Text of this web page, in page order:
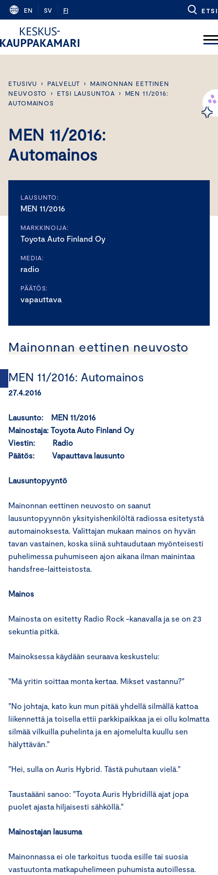
Skip
content
EN SV FI ETSI
ETUSIVU › PALVELUT ›
MAINONNAN EETTINEN
NEUVOSTO
› ETSI LAUSUNTOA ›
MEN 11/2016:
AUTOMAINOS
MEN 11/2016:
Automainos
LAUSUNTO:
MEN 11/2016
MARKKINOIJA:
Toyota Auto Finland Oy
MEDIA:
radio
PÄÄTÖS:
vapauttava
Mainonnan eettinen neuvosto
MEN 11/2016: Automainos
27.4.2016
Lausunto: MEN 11/2016
Mainostaja: Toyota Auto Finland Oy
Viestin: Radio
Päätös: Vapauttava lausunto
Lausuntopyyntö
Mainonnan eettinen neuvosto on saanut
lausuntopyynnön yksityishenkilöltä radiossa esitetystä
automainoksesta. Valittajan mukaan mainos on hyvän
tavan vastainen, koska siinä suhtaudutaan myönteisesti
puhelimessa puhumiseen ajon aikana ilman mainintaa
handsfree-laitteistosta.
Mainos
Mainosta on esitetty Radio Rock -kanavalla ja se on 23
sekuntia pitkä.
Mainoksessa käydään seuraava keskustelu:
”Mä yritin soittaa monta kertaa. Mikset vastannu?”
”No johtaja, kato kun mun pitää yhdellä silmällä kattoa
liikennettä ja toisella ettii parkkipaikkaa ja ei ollu kolmatta
silmää vilkuilla puhelinta ja en ajomelulta kuullu sen
hälyttävän.”
”Hei, sulla on Auris Hybrid. Tästä puhutaan vielä.”
Taustaääni sanoo: ”Toyota Auris Hybridillä ajat jopa
puolet ajasta hiljaisesti sähköllä.”
Mainostajan lausuma
Mainonnassa ei ole tarkoitus tuoda esille tai suosia
vastuutonta matkapuhelimeen puhumista autoillessa.